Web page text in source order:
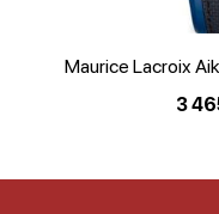
Maurice Lacroix
3